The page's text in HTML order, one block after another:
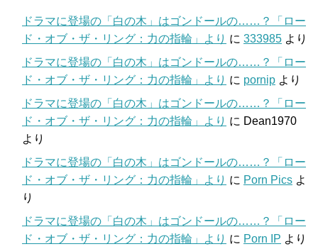
ドラマに登場の「白の木」はゴンドールの……？「ロー
ド・オブ・ザ・リング：力の指輪」より に 333985 より
ドラマに登場の「白の木」はゴンドールの……？「ロー
ド・オブ・ザ・リング：力の指輪」より に pornip より
ドラマに登場の「白の木」はゴンドールの……？「ロー
ド・オブ・ザ・リング：力の指輪」より に Dean1970
より
ドラマに登場の「白の木」はゴンドールの……？「ロー
ド・オブ・ザ・リング：力の指輪」より に Porn Pics よ
り
ドラマに登場の「白の木」はゴンドールの……？「ロー
ド・オブ・ザ・リング：力の指輪」より に Porn IP より